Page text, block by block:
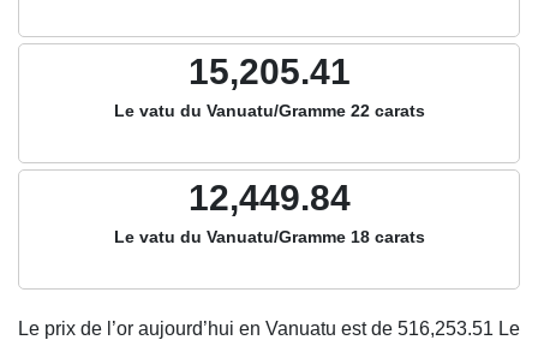
15,205.41
Le vatu du Vanuatu/Gramme 22 carats
12,449.84
Le vatu du Vanuatu/Gramme 18 carats
Le prix de l’or aujourd’hui en Vanuatu est de 516,253.51 Le